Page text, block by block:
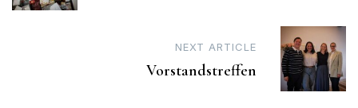
NEXT ARTICLE
Vorstandstreffen